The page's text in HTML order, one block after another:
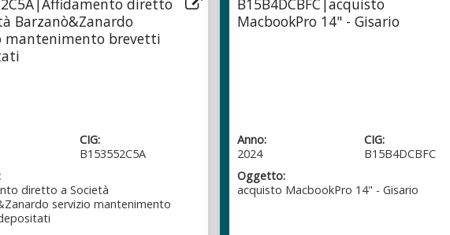
diretto
Barzanò&Zanardo
mantenimento brevetti
CIG:
B153552C5A
diretto a Società
servizio mantenimento
B15B4DCBFC|acquisto
MacbookPro 14" - Gisario
Anno:
2024
CIG:
B15B4DCBFC
Oggetto:
acquisto MacbookPro 14" - Gisario